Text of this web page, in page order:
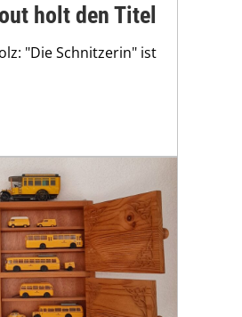
holt den Titel
"Die Schnitzerin" ist